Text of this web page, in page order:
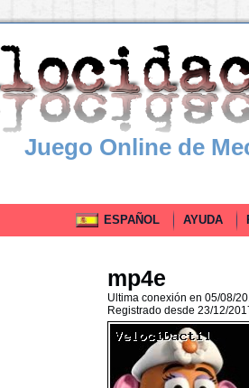
Juego Online de
ESPAÑOL AYUDA
mp4e
Ultima conexión en 05/08/
Registrado desde 23/12/